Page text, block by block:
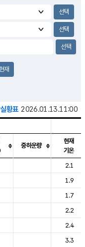
재
황표 2026.01.13.11:00
람, 기압등을 안내한 표입
중하운량
현재
기온
2.1
1.9
1.7
2.2
2.4
3.3